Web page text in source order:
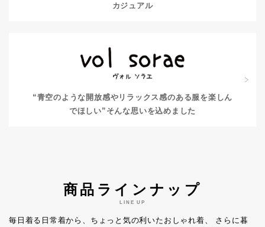
カジュアル
“青空のような開放感やリラックス感のある服を楽しん
でほしい” そんな思いを込めました
商品ラインナップ
LINE UP
毎日着る日常着から、ちょっと気の利いたおしゃれ着、
さらに暮